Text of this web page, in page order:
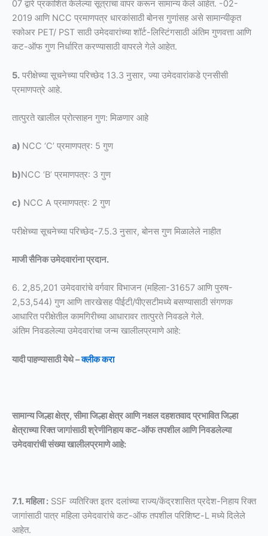
07 द्वारे प्रकाशित केलेल्या सूत्राचा वापर करून सामान्य केले आहेत. -02-
2019 आणि NCC प्रमाणपत्र धारकांसाठी बोनस गुणांसह असे सामान्यीकृत
स्कोअर PET/ PST साठी उमेदवारांच्या शॉर्ट-लिस्टिंगसाठी अंतिम गुणवत्ता आणि
कट-ऑफ गुण निर्धारित करण्यासाठी वापरले गेले आहेत.
5. परीक्षेच्या सूचनेच्या परिच्छेद 13.3 नुसार, ज्या उमेदवारांकडे एनसीसी
प्रमाणपत्रे आहे.
तात्पुरते खालील प्रोत्साहन गुण: मिळणार आहे
a) NCC ‘C’ प्रमाणपत्र: 5 गुण
b)NCC ‘B’ प्रमाणपत्र: 3 गुण
c) NCC A प्रमाणपत्र: 2 गुण
परीक्षेच्या सूचनेच्या परिच्छेद-7.5.3 नुसार, बोनस गुण मिळालेले नाहीत
माजी सैनिक उमेदवारांना प्रदान.
6. 2,85,201 उमेदवारांचे वर्गवार विभाजन (महिला-31657 आणि पुरुष-
2,53,544) गुण आणि तारखेसह पीईटी/पीएसटीमध्ये बसण्यासाठी संगणक
आधारित परीक्षेतील कामगिरीच्या आधारावर तात्पुरते निवडले गेले.
अंतिम निवडलेल्या उमेदवारांचा जन्म खालीलप्रमाणे आहे:
यादी पाहण्यासाठी येथे –क्लीक करा
सामान्य जिल्हा क्षेत्र, सीमा जिल्हा क्षेत्र आणि नक्षल दहशतवाद प्रभावित जिल्हा
क्षेत्राच्या रिक्त जागांसाठी श्रेणीनिहाय कट-ऑफ तपशील आणि निवडलेल्या
उमेदवारांची संख्या खालीलप्रमाणे आहे:
7.1. महिला : SSF व्यतिरिक्त इतर दलांच्या राज्य/केंद्रशासित प्रदेश-निहाय रिक्त
जागांसाठी पात्र महिला उमेदवारांचे कट-ऑफ तपशील परिशिष्ट-L मध्ये दिलेले
आहेत.